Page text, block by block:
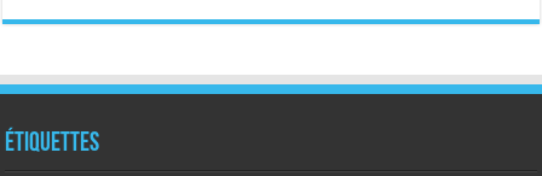
Étiquettes